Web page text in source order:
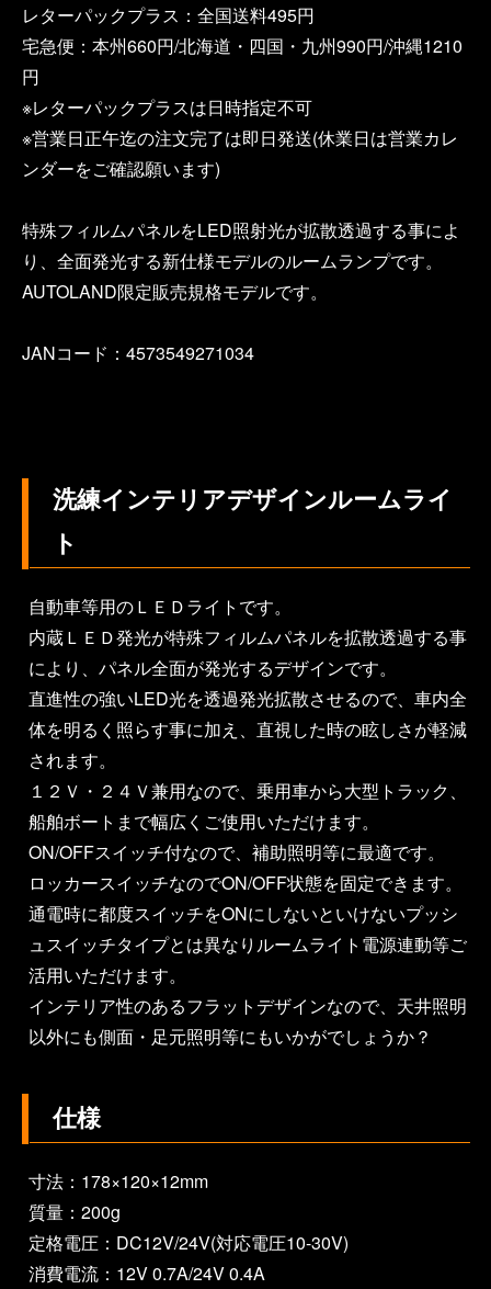
レターパックプラス：全国送料495円
宅急便：本州660円/北海道・四国・九州990円/沖縄1210
円
※レターパックプラスは日時指定不可
※営業日正午迄の注文完了は即日発送(休業日は営業カレ
ンダーをご確認願います)
特殊フィルムパネルをLED照射光が拡散透過する事によ
り、全面発光する新仕様モデルのルームランプです。
AUTOLAND限定販売規格モデルです。
JANコード：4573549271034
洗練インテリアデザインルームライ
ト
自動車等用のＬＥＤライトです。
内蔵ＬＥＤ発光が特殊フィルムパネルを拡散透過する事
により、パネル全面が発光するデザインです。
直進性の強いLED光を透過発光拡散させるので、車内全
体を明るく照らす事に加え、直視した時の眩しさが軽減
されます。
１２Ｖ・２４Ｖ兼用なので、乗用車から大型トラック、
船舶ボートまで幅広くご使用いただけます。
ON/OFFスイッチ付なので、補助照明等に最適です。
ロッカースイッチなのでON/OFF状態を固定できます。
通電時に都度スイッチをONにしないといけないプッシ
ュスイッチタイプとは異なりルームライト電源連動等ご
活用いただけます。
インテリア性のあるフラットデザインなので、天井照明
以外にも側面・足元照明等にもいかがでしょうか？
仕様
寸法：178×120×12mm
質量：200g
定格電圧：DC12V/24V(対応電圧10-30V)
消費電流：12V 0.7A/24V 0.4A